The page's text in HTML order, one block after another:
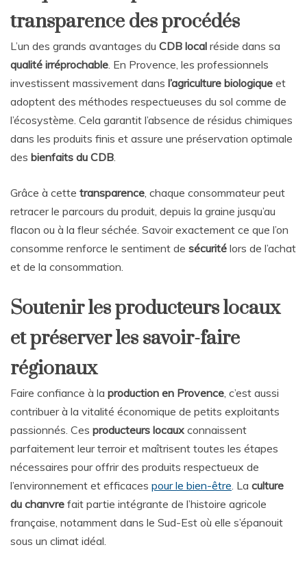
transparence des procédés
L’un des grands avantages du CDB local réside dans sa
qualité irréprochable. En Provence, les professionnels
investissent massivement dans l’agriculture biologique et
adoptent des méthodes respectueuses du sol comme de
l’écosystème. Cela garantit l’absence de résidus chimiques
dans les produits finis et assure une préservation optimale
des bienfaits du CDB.
Grâce à cette transparence, chaque consommateur peut
retracer le parcours du produit, depuis la graine jusqu’au
flacon ou à la fleur séchée. Savoir exactement ce que l’on
consomme renforce le sentiment de sécurité lors de l’achat
et de la consommation.
Soutenir les producteurs locaux
et préserver les savoir-faire
régionaux
Faire confiance à la production en Provence, c’est aussi
contribuer à la vitalité économique de petits exploitants
passionnés. Ces producteurs locaux connaissent
parfaitement leur terroir et maîtrisent toutes les étapes
nécessaires pour offrir des produits respectueux de
l’environnement et efficaces pour le bien-être. La culture
du chanvre fait partie intégrante de l’histoire agricole
française, notamment dans le Sud-Est où elle s’épanouit
sous un climat idéal.